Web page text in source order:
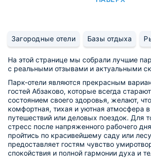
Загородные отели Базы отдыха
На этой странице мы собрали лучшие
с реальными отзывами и актуальными
Парк-отели являются прекрасным
гостей Абзаково, которые всегда
состоянием своего здоровья, желают,
комфортная, тихая и уютная атмосфера
путешествий или деловых поездок. Для
стресс после напряженного рабочего
пройтись по красивейшему саду или
предоставляет гостям чувство
спокойствия и полной гармонии духа и